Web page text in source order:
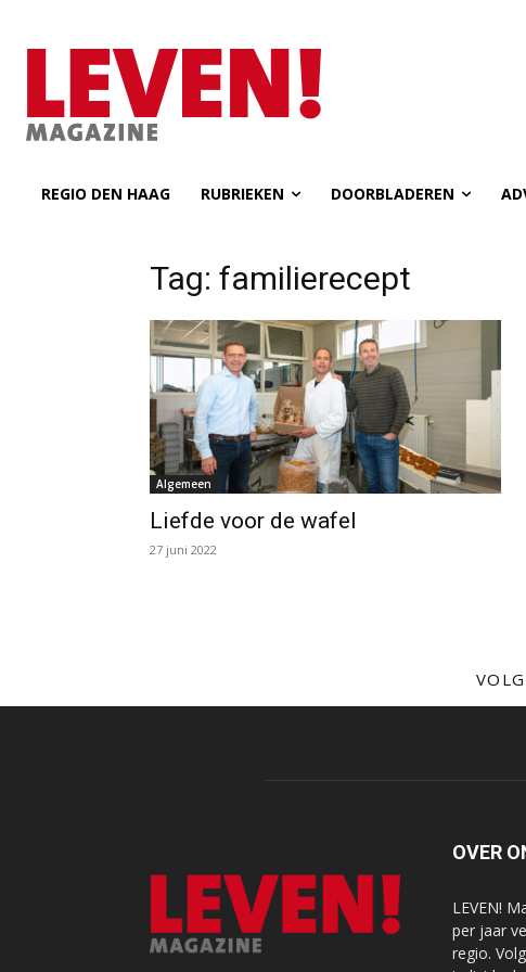
REGIO DEN HAAG RUBRIEKEN DOORBLADEREN
Tag: familierecept
Algemeen
Liefde voor de wafel
27 juni 2022
OVER
LEVEN!
per jaar
regio.